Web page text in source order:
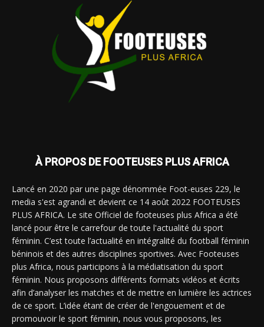
À PROPOS DE FOOTEUSES PLUS AFRICA
Lancé en 2020 par une page dénommée Foot-euses 229, le
media s'est agrandi et devient ce 14 août 2022 FOOTEUSES
PLUS AFRICA. Le site Officiel de footeuses plus Africa a été
lancé pour être le carrefour de toute l'actualité du sport
féminin. C’est toute l’actualité en intégralité du football féminin
béninois et des autres disciplines sportives. Avec Footeuses
plus Africa, nous participons à la médiatisation du sport
féminin. Nous proposons différents formats vidéos et écrits
afin d’analyser les matches et de mettre en lumière les actrices
de ce sport. L’idée étant de créer de l'engouement et de
promouvoir le sport féminin, nous vous proposons, les